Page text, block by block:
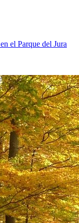
el Parque del Jura